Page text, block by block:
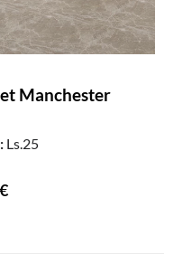
Manchester
Ls.25